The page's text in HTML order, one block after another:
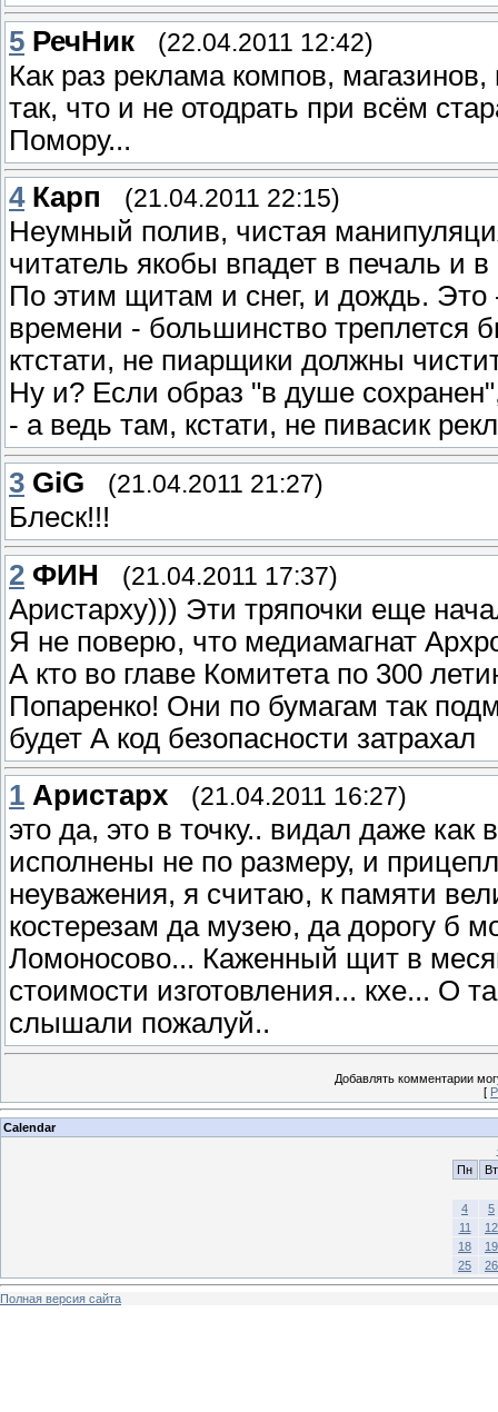
5 РечНик (22.04.2011 12:42)
Как раз реклама компов,
так, что и не отодрать при всём
Помору...
4 Карп (21.04.2011 22:15)
Неумный полив, чистая
читатель якобы впадет в печаль и в
По этим щитам и снег, и дождь.
времени - большинство треплется
ктстати, не пиарщики должны
Ну и? Если образ "в душе
- а ведь там, кстати, не пивасик
3 GiG (21.04.2011 21:27)
Блеск!!!
2 ФИН (21.04.2011 17:37)
Аристарху))) Эти тряпочки еще
Я не поверю, что медиамагнат
А кто во главе Комитета по 300
Попаренко! Они по бумагам так
будет А код безопасности затрахал
1 Аристарх (21.04.2011 16:27)
это да, это в точку.. видал даже
исполнены не по размеру, и
неуважения, я считаю, к памяти
костерезам да музею, да дорогу б
Ломоносово... Каженный щит в
стоимости изготовления... кхе... О
слышали пожалуй..
Добавлять комментарии
[
Calendar
Пн
Вт
4
5
11
12
18
19
25
26
Полная версия сайта